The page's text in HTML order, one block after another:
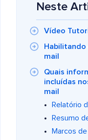
Neste
Vídeo
Habilitando
mail
Quais
incluídas
mail
Relatório
Resumo
Marcos de